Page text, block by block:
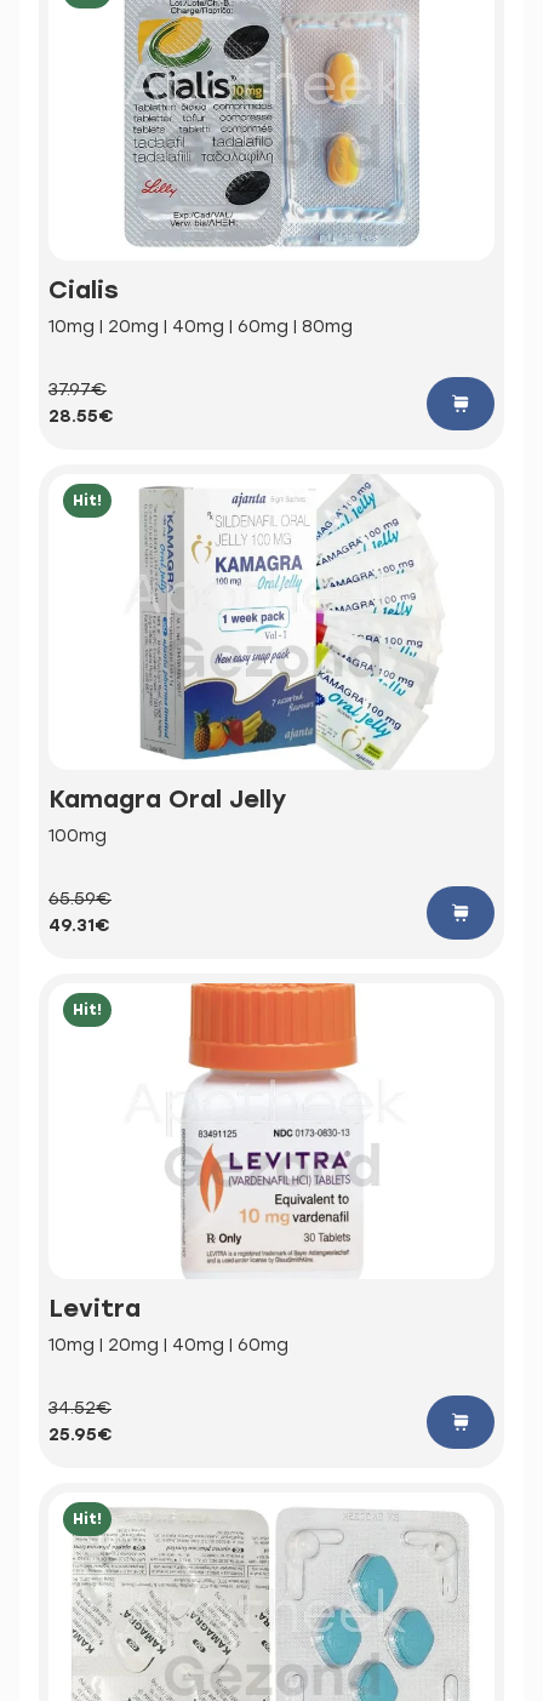
Cialis
10mg | 20mg | 40mg | 60mg | 80mg
37.97€
28.55€
Hit!
Kamagra Oral Jelly
100mg
65.59€
49.31€
Hit!
Levitra
10mg | 20mg | 40mg | 60mg
34.52€
25.95€
Hit!